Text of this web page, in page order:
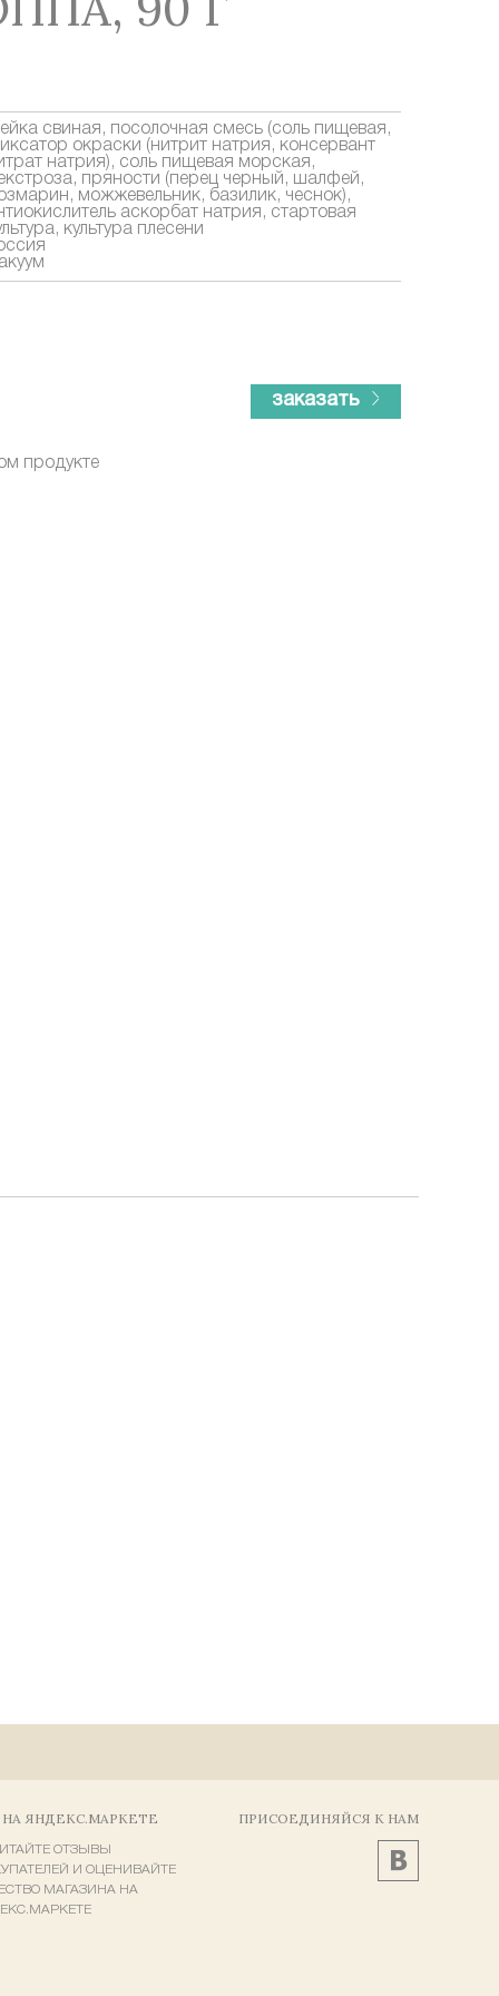
свиная, посолочная смесь (соль пищевая,
окраски (нитрит натрия, консервант
натрия), соль пищевая морская,
пряности (перец черный, шалфей,
можжевельник, базилик, чеснок),
аскорбат натрия, стартовая
культура плесени
заказать
продукте
ЯНДЕКС.МАРКЕТЕ ПРИСОЕДИНЯЙСЯ К НАМ